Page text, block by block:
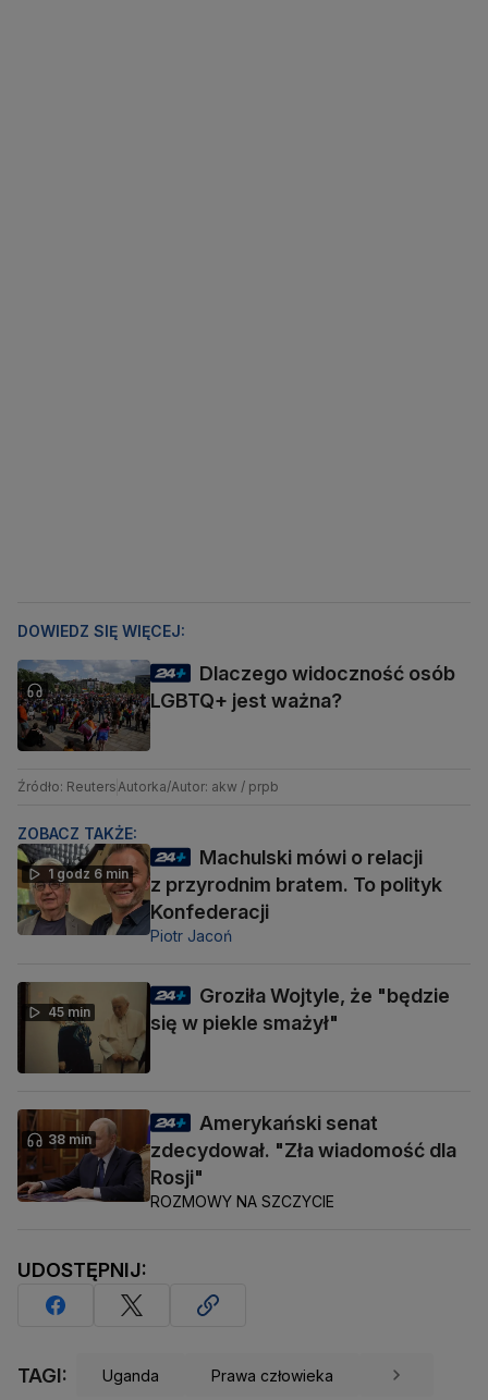
DOWIEDZ SIĘ WIĘCEJ:
Dlaczego widoczność osób
LGBTQ+ jest ważna?
Źródło: Reuters Autorka/Autor: akw / prpb
ZOBACZ TAKŻE:
1 godz 6 min
Machulski mówi o relacji
z przyrodnim bratem. To polityk
Konfederacji
Piotr Jacoń
45 min
Groziła Wojtyle, że "będzie
się w piekle smażył"
38 min
Amerykański senat
zdecydował. "Zła wiadomość dla
Rosji"
ROZMOWY NA SZCZYCIE
UDOSTĘPNIJ:
TAGI: Uganda Prawa człowieka